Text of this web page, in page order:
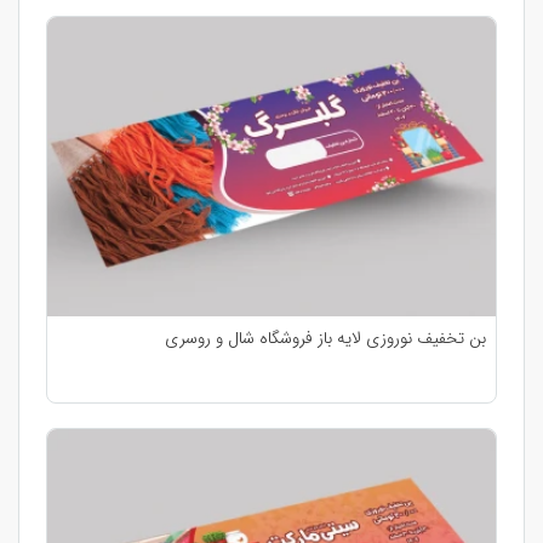
بن تخفیف نوروزی لایه باز فروشگاه شال و روسری